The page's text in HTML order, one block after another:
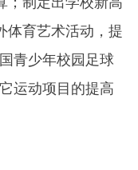
体育艺术活动，提
青少年校园足球
运动项目的提高